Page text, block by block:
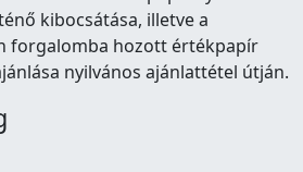
kibocsátása, illetve a
forgalomba hozott értékpapír
nyilvános ajánlattétel útján.